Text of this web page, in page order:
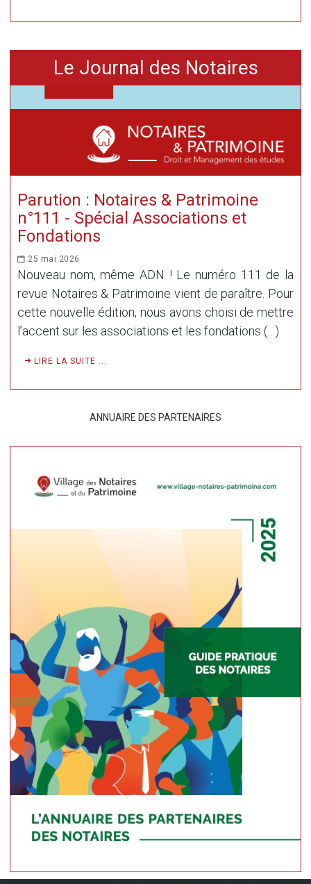
Le Journal des Notaires
Parution : Notaires & Patrimoine
n°111 - Spécial Associations et
Fondations
25 mai 2026
Nouveau nom, même ADN ! Le numéro 111 de la
revue Notaires & Patrimoine vient de paraître. Pour
cette nouvelle édition, nous avons choisi de mettre
l’accent sur les associations et les fondations (…)
LIRE LA SUITE ...
ANNUAIRE DES PARTENAIRES